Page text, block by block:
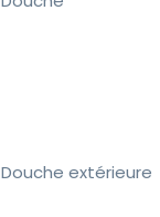
Douche extérieure